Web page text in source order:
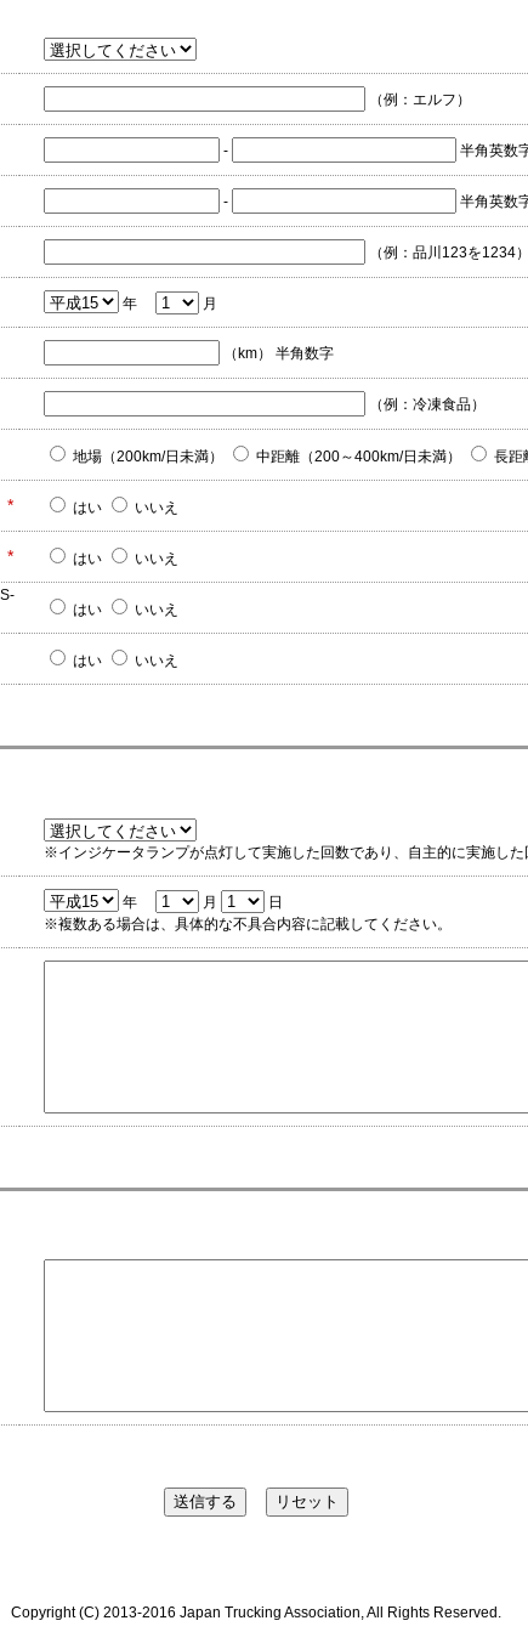
（例：エルフ）
- 半角英数
- 半角英数
（例：品川123を1234）
年 月
（km） 半角数字
（例：冷凍食品）
地場（200km/日未満） 中距離（200～400km/日未満） 長距
* はい いいえ
* はい いいえ
はい いいえ
はい いいえ
※インジケータランプが点灯して実施した回数であり、自主的に実施した
年 月
日
※複数ある場合は、具体的な不具合内容に記載してください。
Copyright (C) 2013-2016 Japan Trucking Association, All Rights Reserved.